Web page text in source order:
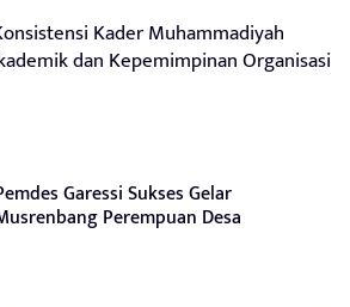
Kader Muhammadiyah
dan Kepemimpinan Organisasi
Garessi Sukses Gelar
Perempuan Desa